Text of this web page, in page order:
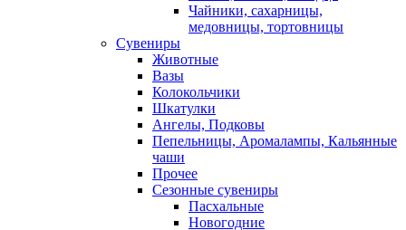
Чайники, сахарницы,
медовницы, тортовницы
Сувениры
Животные
Вазы
Колокольчики
Шкатулки
Ангелы, Подковы
Пепельницы, Аромалампы, Кальянные
чаши
Прочее
Сезонные сувениры
Пасхальные
Новогодние